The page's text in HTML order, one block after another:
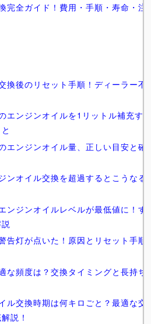
完全ガイド！費用・手順・寿命・注
換後のリセット手順！ディーラー不
エンジンオイルを1リットル補充す
エンジンオイル量、正しい目安と確
ンオイル交換を超過するとこうなる
ンジンオイルレベルが最低値に！す
告灯が点いた！原因とリセット手順
な頻度は？交換タイミングと長持ち
ル交換時期は何キロごと？最適な交
説！